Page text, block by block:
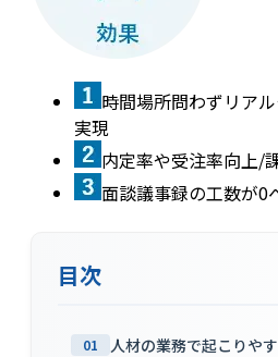
時間場所問わずリア
実現
内定率や受注率向上/
面談議事録の工数が0
目次
01 人材の業務で起こりや